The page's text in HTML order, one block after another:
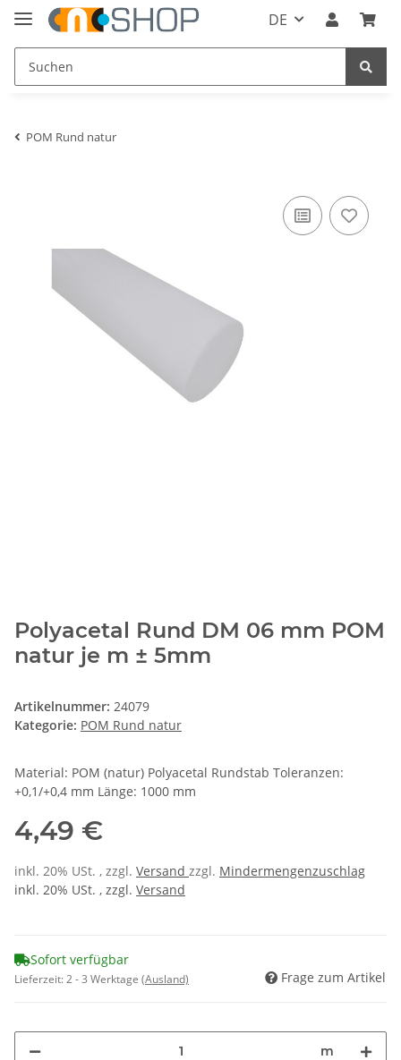
DE
POM Rund natur
Polyacetal Rund DM 06 mm POM
natur je m ± 5mm
Artikelnummer: 24079
Kategorie: POM Rund natur
Material: POM (natur) Polyacetal Rundstab Toleranzen:
+0,1/+0,4 mm Länge: 1000 mm
4,49 €
inkl. 20% USt. , zzgl. Versand zzgl. Mindermengenzuschlag
inkl. 20% USt. , zzgl. Versand
Sofort verfügbar
Lieferzeit:2 - 3 Werktage (Ausland) Frage zum Artikel
m